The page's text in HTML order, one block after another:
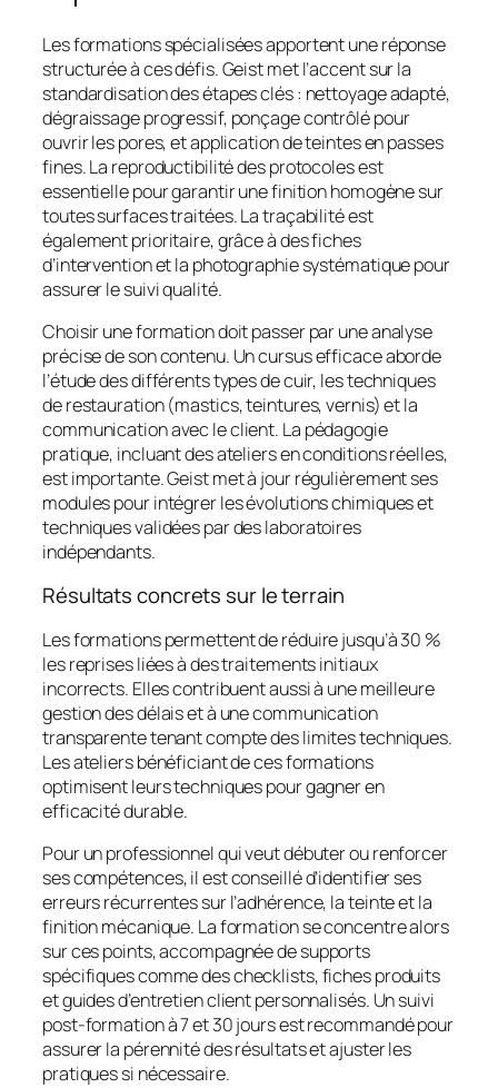
Les formations spécialisées apportent une réponse
structurée à ces défis. Geist met l’accent sur la
standardisation des étapes clés : nettoyage adapté,
dégraissage progressif, ponçage contrôlé pour
ouvrir les pores, et application de teintes en passes
fines. La reproductibilité des protocoles est
essentielle pour garantir une finition homogène sur
toutes surfaces traitées. La traçabilité est
également prioritaire, grâce à des fiches
d’intervention et la photographie systématique pour
assurer le suivi qualité.
Choisir une formation doit passer par une analyse
précise de son contenu. Un cursus efficace aborde
l’étude des différents types de cuir, les techniques
de restauration (mastics, teintures, vernis) et la
communication avec le client. La pédagogie
pratique, incluant des ateliers en conditions réelles,
est importante. Geist met à jour régulièrement ses
modules pour intégrer les évolutions chimiques et
techniques validées par des laboratoires
indépendants.
Résultats concrets sur le terrain
Les formations permettent de réduire jusqu’à 30 %
les reprises liées à des traitements initiaux
incorrects. Elles contribuent aussi à une meilleure
gestion des délais et à une communication
transparente tenant compte des limites techniques.
Les ateliers bénéficiant de ces formations
optimisent leurs techniques pour gagner en
efficacité durable.
Pour un professionnel qui veut débuter ou renforcer
ses compétences, il est conseillé d’identifier ses
erreurs récurrentes sur l’adhérence, la teinte et la
finition mécanique. La formation se concentre alors
sur ces points, accompagnée de supports
spécifiques comme des checklists, fiches produits
et guides d’entretien client personnalisés. Un suivi
post-formation à 7 et 30 jours est recommandé pour
assurer la pérennité des résultats et ajuster les
pratiques si nécessaire.